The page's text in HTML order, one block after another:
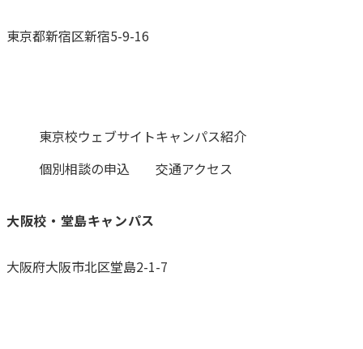
東京都新宿区新宿5-9-16
東京校ウェブサイトキャンパス紹介
個別相談の申込
交通アクセス
大阪校・堂島キャンパス
大阪府大阪市北区堂島2-1-7